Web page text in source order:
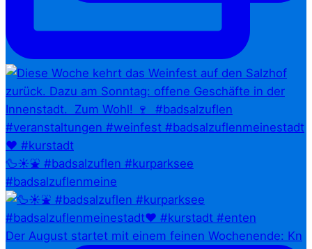
🦆☀️⛲ #badsalzuflen #kurparksee
#badsalzuflenmeine
Der August startet mit einem feinen Wochenende: Kn